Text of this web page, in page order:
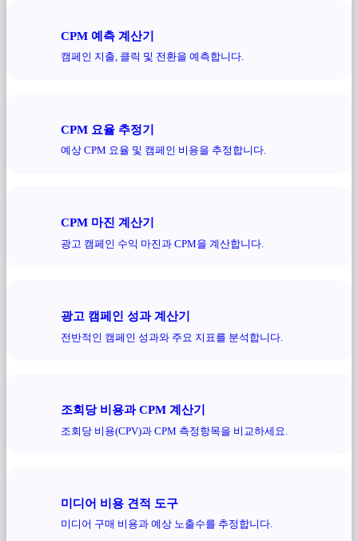
CPM 예측 계산기
캠페인 지출, 클릭 및 전환을 예측합니다.
CPM 요율 추정기
예상 CPM 요율 및 캠페인 비용을 추정합니다.
CPM 마진 계산기
광고 캠페인 수익 마진과 CPM을 계산합니다.
광고 캠페인 성과 계산기
전반적인 캠페인 성과와 주요 지표를 분석합니다.
조회당 비용과 CPM 계산기
조회당 비용(CPV)과 CPM 측정항목을 비교하세요.
미디어 비용 견적 도구
미디어 구매 비용과 예상 노출수를 추정합니다.